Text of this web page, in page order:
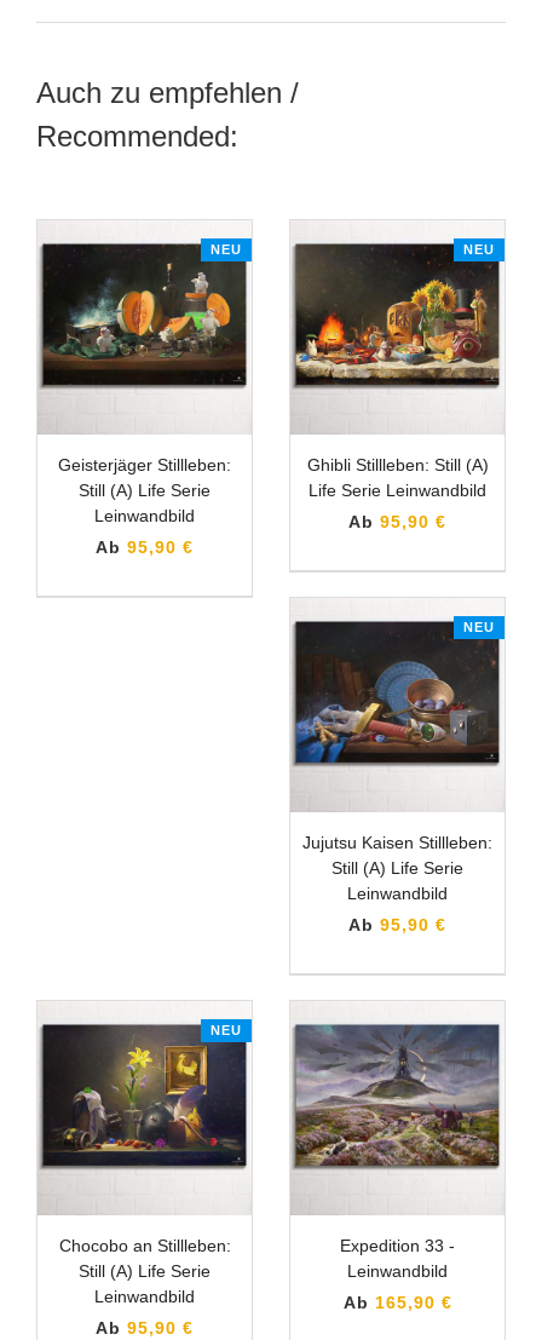
Auch zu empfehlen /
Recommended:
NEU
Geisterjäger Stillleben:
Still (A) Life Serie
Leinwandbild
Ab 95,90 €
NEU
Ghibli Stillleben: Still (A)
Life Serie Leinwandbild
Ab 95,90 €
NEU
Jujutsu Kaisen Stillleben:
Still (A) Life Serie
Leinwandbild
Ab 95,90 €
NEU
Chocobo an Stillleben:
Still (A) Life Serie
Leinwandbild
Ab 95,90 €
Expedition 33 -
Leinwandbild
Ab 165,90 €